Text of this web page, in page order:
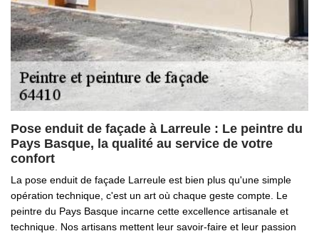
Pose enduit de façade à Larreule : Le peintre du
Pays Basque, la qualité au service de votre
confort
La pose enduit de façade Larreule est bien plus qu'une simple
opération technique, c'est un art où chaque geste compte. Le
peintre du Pays Basque incarne cette excellence artisanale et
technique. Nos artisans mettent leur savoir-faire et leur passion